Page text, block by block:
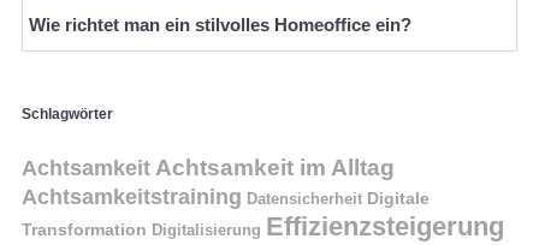
Wie richtet man ein stilvolles Homeoffice ein?
Schlagwörter
Achtsamkeit Achtsamkeit im Alltag
Achtsamkeitstraining Datensicherheit Digitale
Transformation Digitalisierung Effizienzsteigerung